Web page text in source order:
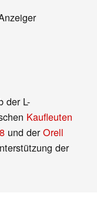
der L-
Kaufleuten
und derOrell
der